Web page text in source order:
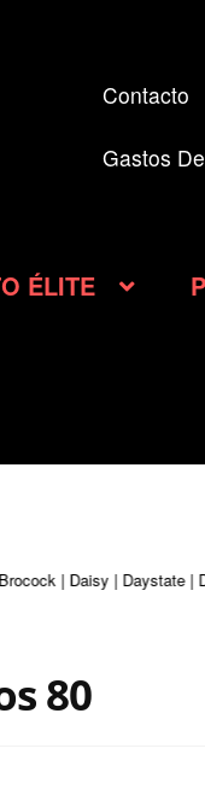
Contacto
Gastos
ÉLITE
| Daisy | Daystate |
80